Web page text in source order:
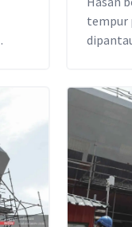
tempur
ketua